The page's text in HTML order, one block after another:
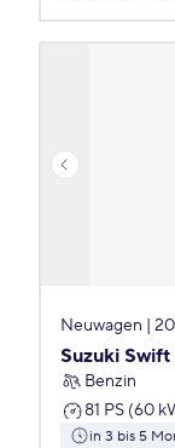
Neuwagen |
Suzuki Swift
Benzin
81 PS (60
in 3 bis 5